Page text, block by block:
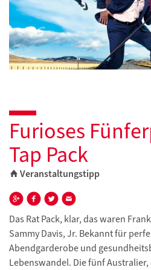
Furioses
Tap Pack
Veranstaltungstipp
Das Rat Pack, klar, das waren
Sammy Davis, Jr. Bekannt für
Abendgarderobe und
Lebenswandel. Die fünf Australier,